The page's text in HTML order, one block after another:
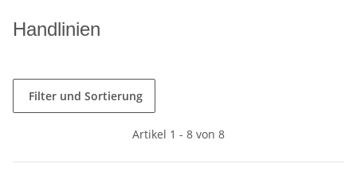
Handlinien
Filter und Sortierung
Artikel 1 - 8 von 8